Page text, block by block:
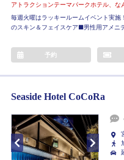
アトラクションテーマパークホテル、な
毎週火曜はラッキールームイベント実
のスキン＆フェイスケア■男性用アメニ
予約
Seaside Hotel CoCoRa